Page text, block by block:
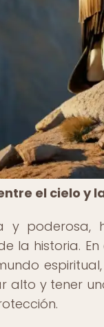
el cielo y
y
la historia.
y tener